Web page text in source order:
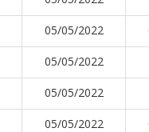
05/05/2022
05/05/2022
05/05/2022
05/05/2022